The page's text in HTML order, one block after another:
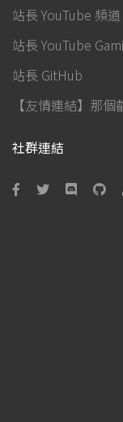
站長 YouTube 頻道
站長 YouTube
站長 GitHub
【友情連結】那
社群連結